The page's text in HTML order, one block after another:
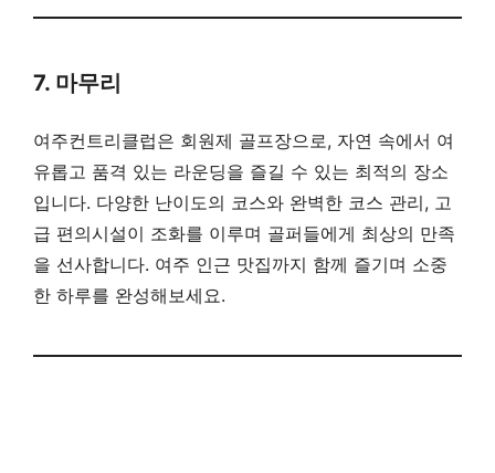
7. 마무리
여주컨트리클럽은 회원제 골프장으로, 자연 속에서 여
유롭고 품격 있는 라운딩을 즐길 수 있는 최적의 장소
입니다. 다양한 난이도의 코스와 완벽한 코스 관리, 고
급 편의시설이 조화를 이루며 골퍼들에게 최상의 만족
을 선사합니다. 여주 인근 맛집까지 함께 즐기며 소중
한 하루를 완성해보세요.